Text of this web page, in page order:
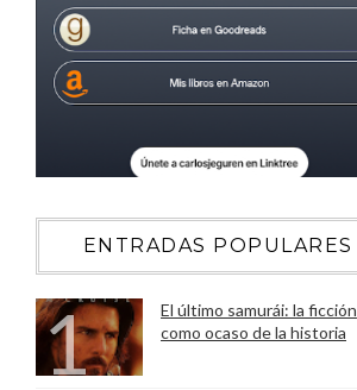
ENTRADAS POPULARES
El último samurái: la ficción
como ocaso de la historia